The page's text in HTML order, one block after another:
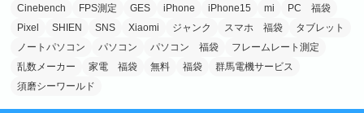
Cinebench
FPS測定 GES iPhone iPhone15 mi
PC 福袋
Pixel
SHIEN SNS Xiaomi ジャンク スマホ 福袋
タブレット
ノートパソコン
パソコン パソコン 福袋
フレームレート測定
乱数メーカー
家電 福袋 無料 福袋
群馬電機サービス
須磨シーワールド